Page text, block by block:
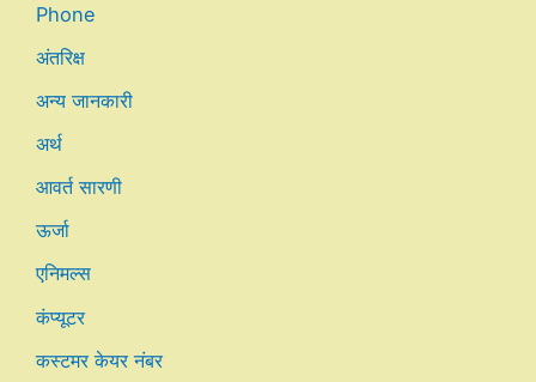
Phone
अंतरिक्ष
अन्य जानकारी
अर्थ
आवर्त सारणी
ऊर्जा
एनिमल्स
कंप्यूटर
कस्टमर केयर नंबर